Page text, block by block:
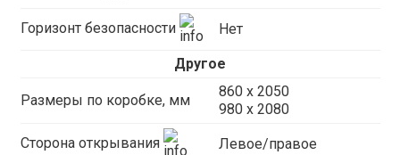
Горизонт безопасности Нет
Другое
Размеры по коробке, мм
860 х 2050
980 x 2080
Сторона открывания Левое/правое